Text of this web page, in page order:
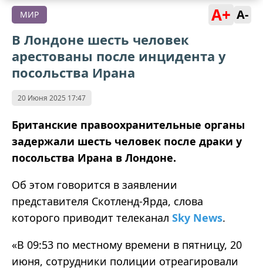
МИР A+ A-
В Лондоне шесть человек
арестованы после инцидента у
посольства Ирана
20 Июня 2025 17:47
Британские правоохранительные органы
задержали шесть человек после драки у
посольства Ирана в Лондоне.
Об этом говорится в заявлении
представителя Скотленд-Ярда, слова
которого приводит телеканал Sky News.
«В 09:53 по местному времени в пятницу, 20
июня, сотрудники полиции отреагировали